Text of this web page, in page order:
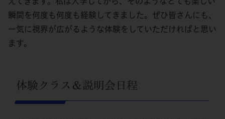
瞬間を何度も何度も経験してきました。ぜひ皆さんにも、
一気に視界が広がるような体験をしていただければと思い
ます。
体験クラス＆説明会日程